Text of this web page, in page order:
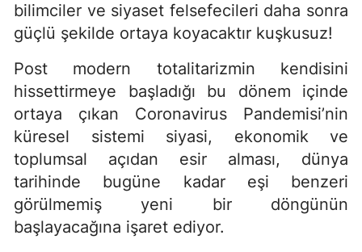
bilimciler ve siyaset felsefecileri daha sonra
güçlü şekilde ortaya koyacaktır kuşkusuz!
Post modern totalitarizmin kendisini
hissettirmeye başladığı bu dönem içinde
ortaya çıkan Coronavirus Pandemisi’nin
küresel sistemi siyasi, ekonomik ve
toplumsal açıdan esir alması, dünya
tarihinde bugüne kadar eşi benzeri
görülmemiş yeni bir döngünün
başlayacağına işaret ediyor.